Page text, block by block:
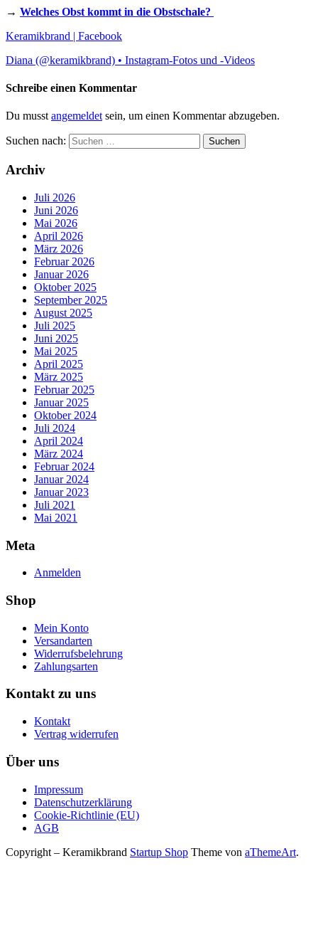
→ Welches Obst kommt in die Obstschale?
Keramikbrand | Facebook
Diana (@keramikbrand) • Instagram-Fotos und -Videos
Schreibe einen Kommentar
Du musst angemeldet sein, um einen Kommentar abzugeben.
Suchen nach:
Archiv
Juli 2026
Juni 2026
Mai 2026
April 2026
März 2026
Februar 2026
Januar 2026
Oktober 2025
September 2025
August 2025
Juli 2025
Juni 2025
Mai 2025
April 2025
März 2025
Februar 2025
Januar 2025
Oktober 2024
Juli 2024
April 2024
März 2024
Februar 2024
Januar 2024
Januar 2023
Juli 2021
Mai 2021
Meta
Anmelden
Shop
Mein Konto
Versandarten
Widerrufsbelehrung
Zahlungsarten
Kontakt zu uns
Kontakt
Vertrag widerrufen
Über uns
Impressum
Datenschutzerklärung
Cookie-Richtlinie (EU)
AGB
Copyright – Keramikbrand Startup Shop Theme von aThemeArt.